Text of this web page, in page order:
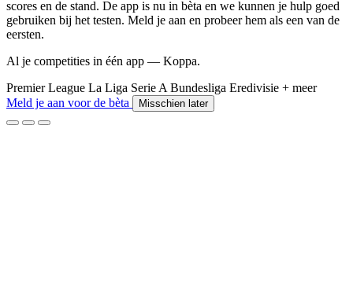
scores en de stand. De app is nu in bèta en we kunnen je hulp goed
gebruiken bij het testen. Meld je aan en probeer hem als een van de
eersten.
Al je competities in één app — Koppa.
Premier League La Liga Serie A Bundesliga Eredivisie + meer
Meld je aan voor de bèta
Misschien later